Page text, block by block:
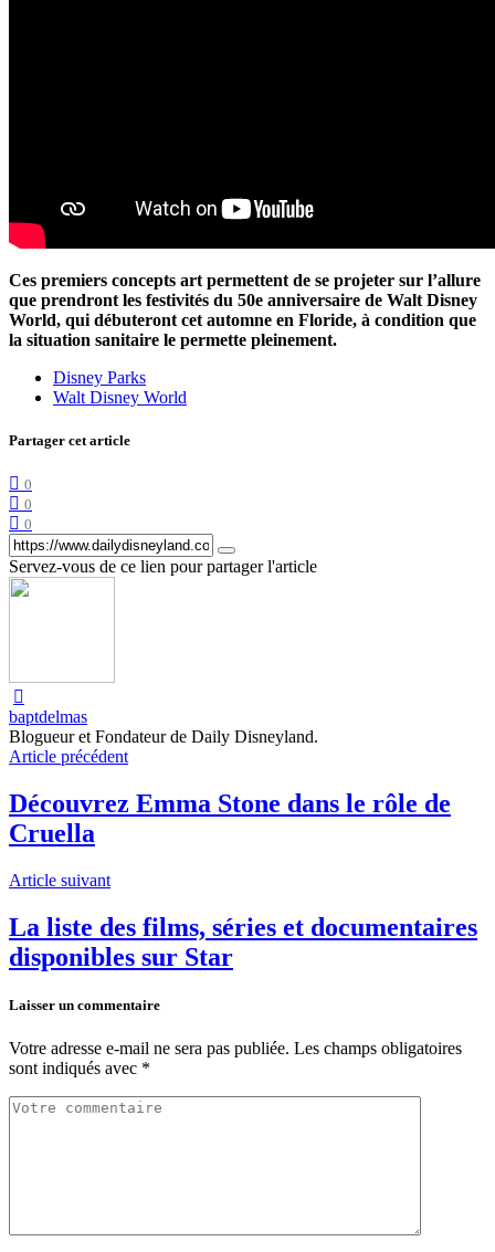
Ces premiers concepts art permettent de se projeter sur l’allure
que prendront les festivités du 50e anniversaire de Walt Disney
World, qui débuteront cet automne en Floride, à condition que
la situation sanitaire le permette pleinement.
Disney Parks
Walt Disney World
Partager cet article
0
0
0
Servez-vous de ce lien pour partager l'article
baptdelmas
Blogueur et Fondateur de Daily Disneyland.
Article précédent
Découvrez Emma Stone dans le rôle de
Cruella
Article suivant
La liste des films, séries et documentaires
disponibles sur Star
Laisser un commentaire
Votre adresse e-mail ne sera pas publiée. Les champs obligatoires
sont indiqués avec *